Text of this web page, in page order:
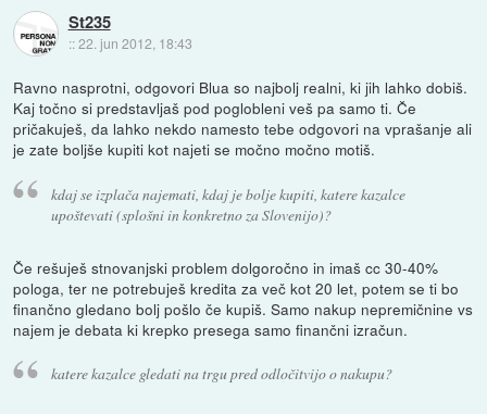
St235
::22. jun 2012, 18:43
Ravno nasprotni, odgovori Blua so najbolj realni, ki jih lahko dobiš.
Kaj točno si predstavljaš pod poglobleni veš pa samo ti. Če
pričakuješ, da lahko nekdo namesto tebe odgovori na vprašanje ali
je zate boljše kupiti kot najeti se močno močno motiš.
kdaj se izplača najemati, kdaj je bolje kupiti, katere kazalce
upoštevati (splošni in konkretno za Slovenijo)?
Če rešuješ stnovanjski problem dolgoročno in imaš cc 30-40%
pologa, ter ne potrebuješ kredita za več kot 20 let, potem se ti bo
finančno gledano bolj pošlo če kupiš. Samo nakup nepremičnine vs
najem je debata ki krepko presega samo finančni izračun.
katere kazalce gledati na trgu pred odločitvijo o nakupu?